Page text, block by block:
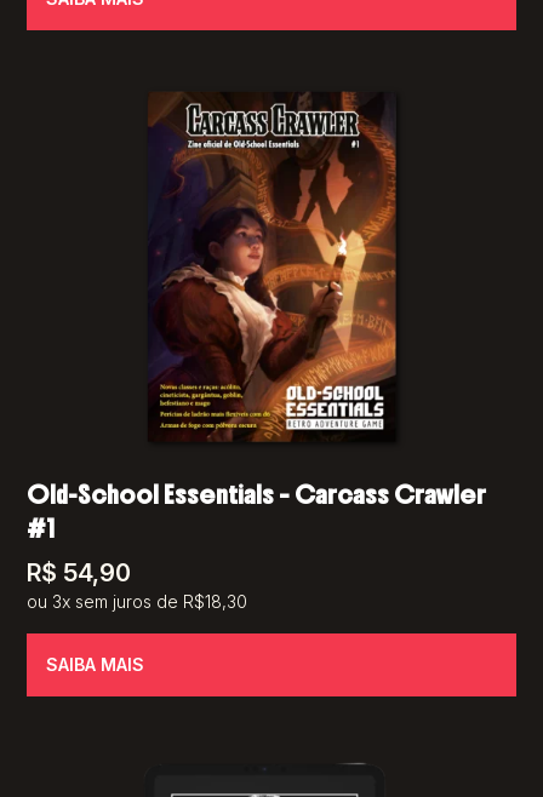
Old-School Essentials – Carcass Crawler
#1
R$ 54,90
ou 3x sem juros de R$18,30
SAIBA MAIS